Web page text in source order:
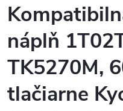
náplň
TK5270M,
tlačiarne